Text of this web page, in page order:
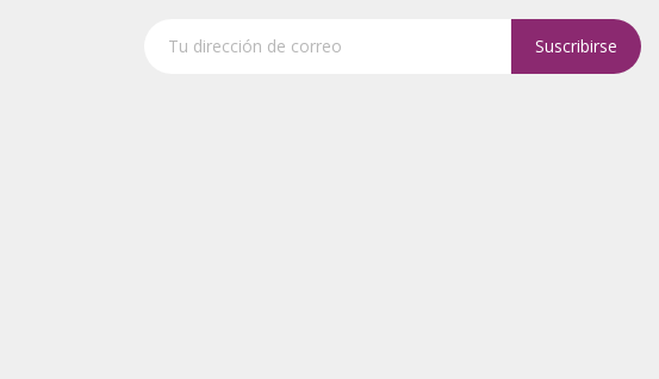
Tu dirección de correo Suscribirse